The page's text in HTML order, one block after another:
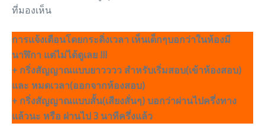
ที่มองเห็น
การแจ้งเตือนโดยกระดิ่งเวลา เห็นเด็กๆบอกว่าในห้องมี
นาฬิกา แต่ไม่ได้ดูเลย !!!
+ กริ่งสัญญาณแบบยาวววว สำหรับเริ่มสอบ(เข้าห้องสอบ)
และ หมดเวลา(ออกจากห้องสอบ)
+ กริ่งสัญญาณแบบสั้น(เสียงสั่นๆ) บอกว่าผ่านไปครึ่งทาง
แล้วนะ หรือ ผ่านไป 3 นาทีครึ่งแล้ว